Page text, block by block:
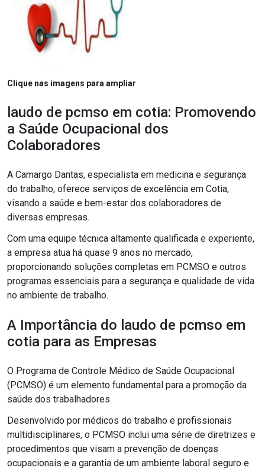
Clique nas imagens para ampliar
laudo de pcmso em cotia: Promovendo
a Saúde Ocupacional dos
Colaboradores
A Camargo Dantas, especialista em medicina e segurança
do trabalho, oferece serviços de excelência em Cotia,
visando a saúde e bem-estar dos colaboradores de
diversas empresas.
Com uma equipe técnica altamente qualificada e experiente,
a empresa atua há quase 9 anos no mercado,
proporcionando soluções completas em PCMSO e outros
programas essenciais para a segurança e qualidade de vida
no ambiente de trabalho.
A Importância do laudo de pcmso em
cotia para as Empresas
O Programa de Controle Médico de Saúde Ocupacional
(PCMSO) é um elemento fundamental para a promoção da
saúde dos trabalhadores.
Desenvolvido por médicos do trabalho e profissionais
multidisciplinares, o PCMSO inclui uma série de diretrizes e
procedimentos que visam a prevenção de doenças
ocupacionais e a garantia de um ambiente laboral seguro e